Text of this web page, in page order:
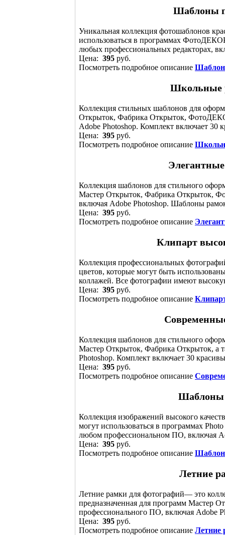
Шаблоны
Уникальная коллекция фотошаблонов
использоваться в программах
любых профессиональных редакторах,
Цена: 395 руб.
Посмотреть подробное описание
Школьные
Коллекция стильных шаблонов для
Открыток, Фабрика Открыток,
Adobe Photoshop. Комплект включает 30
Цена: 395 руб.
Посмотреть подробное описание
Коллекция шаблонов для стильного
Мастер Открыток, Фабрика Открыток,
включая Adobe Photoshop. Шаблоны
Цена: 395 руб.
Посмотреть подробное описание
Клипарт
Коллекция профессиональных
цветов, которые могут быть
коллажей. Все фотографии имеют
Цена: 395 руб.
Посмотреть подробное описание
Коллекция шаблонов для стильного
Мастер Открыток, Фабрика Открыток, а
Photoshop. Комплект включает 30
Цена: 395 руб.
Посмотреть подробное описание
Шаблоны
Коллекция изображений высокого
могут использоваться в программах
любом профессиональном ПО, включая
Цена: 395 руб.
Посмотреть подробное описание
Летние
Летние рамки для фотографий— это
предназначенная для программ Мастер
профессионального ПО, включая Adobe
Цена: 395 руб.
Посмотреть подробное описание Летние